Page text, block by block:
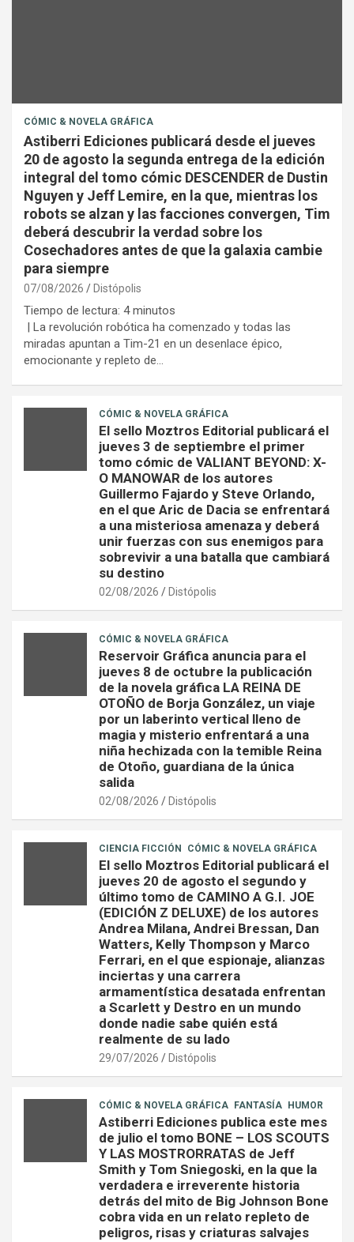
CÓMIC & NOVELA GRÁFICA
Astiberri Ediciones publicará desde el jueves
20 de agosto la segunda entrega de la edición
integral del tomo cómic DESCENDER de Dustin
Nguyen y Jeff Lemire, en la que, mientras los
robots se alzan y las facciones convergen, Tim
deberá descubrir la verdad sobre los
Cosechadores antes de que la galaxia cambie
para siempre
07/08/2026 Distópolis
Tiempo de lectura: 4 minutos
| La revolución robótica ha comenzado y todas las
miradas apuntan a Tim-21 en un desenlace épico,
emocionante y repleto de…
CÓMIC & NOVELA GRÁFICA
El sello Moztros Editorial publicará el
jueves 3 de septiembre el primer
tomo cómic de VALIANT BEYOND: X-
O MANOWAR de los autores
Guillermo Fajardo y Steve Orlando,
en el que Aric de Dacia se enfrentará
a una misteriosa amenaza y deberá
unir fuerzas con sus enemigos para
sobrevivir a una batalla que cambiará
su destino
02/08/2026 Distópolis
CÓMIC & NOVELA GRÁFICA
Reservoir Gráfica anuncia para el
jueves 8 de octubre la publicación
de la novela gráfica LA REINA DE
OTOÑO de Borja González, un viaje
por un laberinto vertical lleno de
magia y misterio enfrentará a una
niña hechizada con la temible Reina
de Otoño, guardiana de la única
salida
02/08/2026 Distópolis
CIENCIA FICCIÓN CÓMIC & NOVELA GRÁFICA
El sello Moztros Editorial publicará el
jueves 20 de agosto el segundo y
último tomo de CAMINO A G.I. JOE
(EDICIÓN Z DELUXE) de los autores
Andrea Milana, Andrei Bressan, Dan
Watters, Kelly Thompson y Marco
Ferrari, en el que espionaje, alianzas
inciertas y una carrera
armamentística desatada enfrentan
a Scarlett y Destro en un mundo
donde nadie sabe quién está
realmente de su lado
29/07/2026 Distópolis
CÓMIC & NOVELA GRÁFICA FANTASÍA HUMOR
Astiberri Ediciones publica este mes
de julio el tomo BONE – LOS SCOUTS
Y LAS MOSTRORRATAS de Jeff
Smith y Tom Sniegoski, en la que la
verdadera e irreverente historia
detrás del mito de Big Johnson Bone
cobra vida en un relato repleto de
peligros, risas y criaturas salvajes